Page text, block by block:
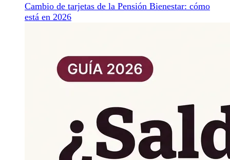
Cambio de tarjetas de la Pensión Bienestar: cómo
está en 2026